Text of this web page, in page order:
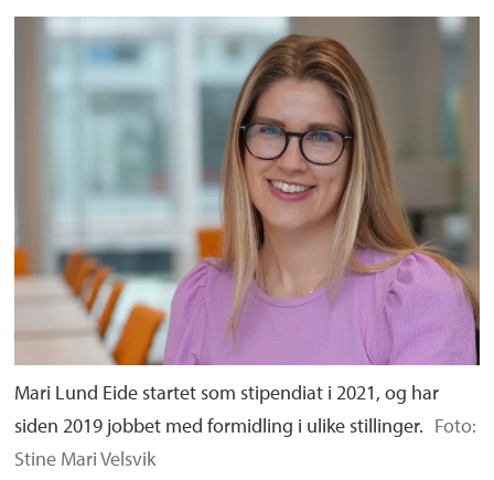
Mari Lund Eide startet som stipendiat i 2021, og har
siden 2019 jobbet med formidling i ulike stillinger. Foto:
Stine Mari Velsvik